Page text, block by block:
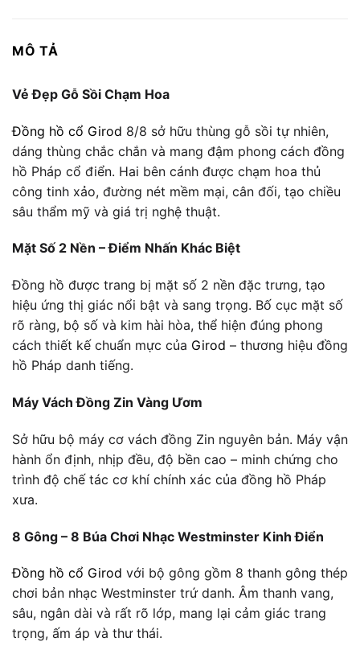
MÔ TẢ
Vẻ Đẹp Gỗ Sồi Chạm Hoa
Đồng hồ cổ Girod 8/8 sở hữu thùng gỗ sồi tự nhiên,
dáng thùng chắc chắn và mang đậm phong cách đồng
hồ Pháp cổ điển. Hai bên cánh được chạm hoa thủ
công tinh xảo, đường nét mềm mại, cân đối, tạo chiều
sâu thẩm mỹ và giá trị nghệ thuật.
Mặt Số 2 Nền – Điểm Nhấn Khác Biệt
Đồng hồ được trang bị mặt số 2 nền đặc trưng, tạo
hiệu ứng thị giác nổi bật và sang trọng. Bố cục mặt số
rõ ràng, bộ số và kim hài hòa, thể hiện đúng phong
cách thiết kế chuẩn mực của Girod – thương hiệu đồng
hồ Pháp danh tiếng.
Máy Vách Đồng Zin Vàng Ươm
Sở hữu bộ máy cơ vách đồng Zin nguyên bản. Máy vận
hành ổn định, nhịp đều, độ bền cao – minh chứng cho
trình độ chế tác cơ khí chính xác của đồng hồ Pháp
xưa.
8 Gông – 8 Búa Chơi Nhạc Westminster Kinh Điển
Đồng hồ cổ Girod với bộ gông gồm 8 thanh gông thép
chơi bản nhạc Westminster trứ danh. Âm thanh vang,
sâu, ngân dài và rất rõ lớp, mang lại cảm giác trang
trọng, ấm áp và thư thái.